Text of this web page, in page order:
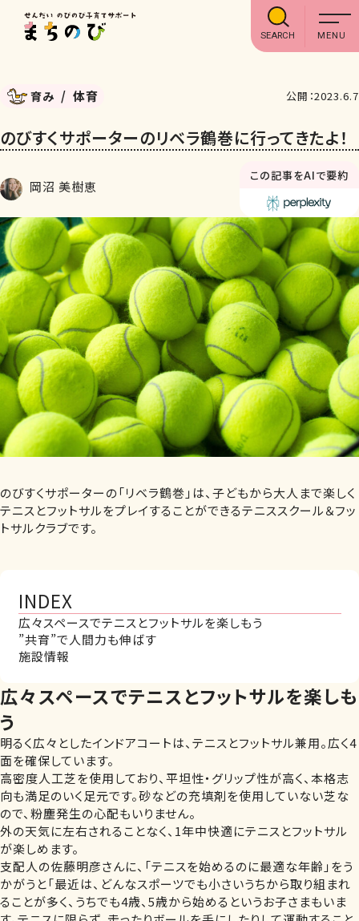
SEARCH
育み 体育 公開：2023.6.7
のびすくサポーターのリベラ鶴巻に行ってきたよ！
岡沼 美樹恵
この記事をAIで要約
のびすくサポーターの「リベラ鶴巻」は、子どもから大人まで楽しく
テニスとフットサルをプレイすることができるテニススクール＆フッ
トサルクラブです。
INDEX
広々スペースでテニスとフットサルを楽しもう
”共育”で人間力も伸ばす
施設情報
広々スペースでテニスとフットサルを楽しも
う
明るく広々としたインドアコートは、テニスとフットサル兼用。広く4
面を確保しています。
高密度人工芝を使用しており、平坦性・グリップ性が高く、本格志
向も満足のいく足元です。砂などの充填剤を使用していない芝な
ので、粉塵発生の心配もいりません。
外の天気に左右されることなく、1年中快適にテニスとフットサル
が楽しめます。
支配人の佐藤明彦さんに、「テニスを始めるのに最適な年齢」をう
かがうと「最近は、どんなスポーツでも小さいうちから取り組まれ
ることが多く、うちでも4歳、5歳から始めるというお子さまもいま